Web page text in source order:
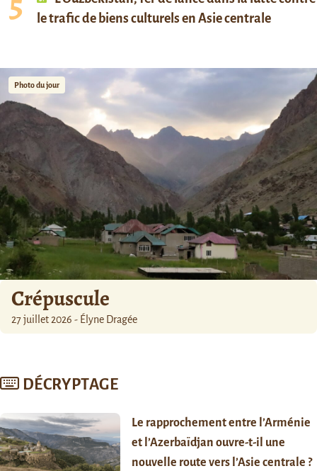
le trafic de biens culturels en Asie centrale
Photo du jour
Crépuscule
27 juillet 2026 - Élyne Dragée
DÉCRYPTAGE
Le rapprochement entre l’Arménie
et l’Azerbaïdjan ouvre-t-il une
nouvelle route vers l’Asie centrale ?